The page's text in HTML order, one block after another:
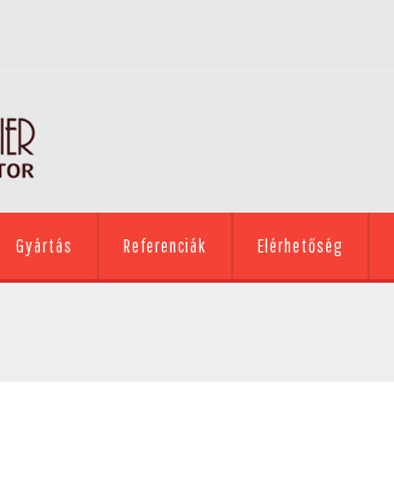
Gyártás Referenciák Elérhetőség